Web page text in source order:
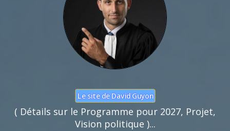
Fonction de commentaires dédiée au débat citoyen.
Pas d'insultes. Merci.
Le site de David Guyon
( Détails sur le Programme pour 2027, Projet,
Vision politique )...